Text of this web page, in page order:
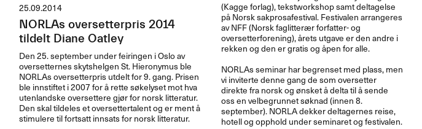
25.09.2014
NORLAs oversetterpris 2014
tildelt Diane Oatley
Den 25. september under feiringen i Oslo av
oversetternes skytshelgen St. Hieronymus ble
NORLAs oversetterpris utdelt for 9. gang. Prisen
ble innstiftet i 2007 for å rette søkelyset mot hva
utenlandske oversettere gjør for norsk litteratur.
Den skal tildeles et oversettertalent og er ment å
stimulere til fortsatt innsats for norsk litteratur.
(Kagge forlag), tekstworkshop samt deltagelse
på Norsk sakprosafestival. Festivalen arrangeres
avNFF(Norsk faglitterær forfatter- og
oversetterforening), årets utgave er den andre i
rekken og den er gratis og åpen for alle.
NORLAs seminar har begrenset med plass, men
vi inviterte denne gang de som oversetter
direkte fra norsk og ønsket å delta til å sende
oss en velbegrunnet søknad (innen 8.
september).NORLAdekker deltagernes reise,
hotell og opphold under seminaret og festivalen.